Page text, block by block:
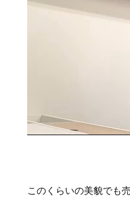
このくらいの美貌でも